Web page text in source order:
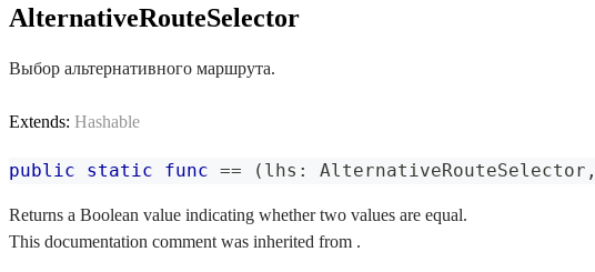
AlternativeRouteSelector
Выбор альтернативного маршрута.
Extends: Hashable
public static func == ( lhs : AlternativeRouteSelector ,
Returns a Boolean value indicating whether two values are equal.
This documentation comment was inherited from .